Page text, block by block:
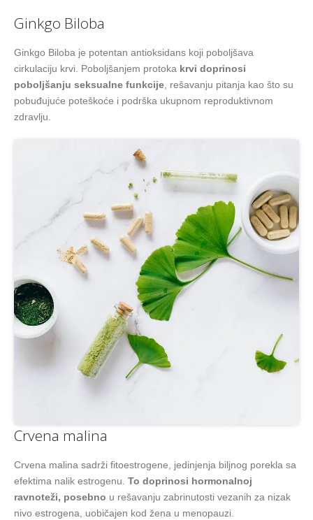
Ginkgo Biloba
Ginkgo Biloba je potentan antioksidans koji poboljšava
cirkulaciju krvi. Poboljšanjem protoka krvi doprinosi
poboljšanju seksualne funkcije , rešavanju pitanja kao što su
pobuđujuće poteškoće i podrška ukupnom reproduktivnom
zdravlju.
Crvena malina
Crvena malina sadrži fitoestrogene, jedinjenja biljnog porekla sa
efektima nalik estrogenu. To doprinosi hormonalnoj
ravnoteži, posebno u rešavanju zabrinutosti vezanih za nizak
nivo estrogena, uobičajen kod žena u menopauzi.